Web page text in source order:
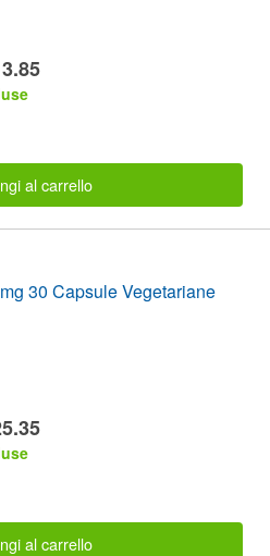
al carrello
30 Capsule Vegetariane
al carrello